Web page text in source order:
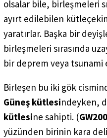
olsalar bile, birleşmeleri
ayırt edilebilen
yaratırlar. Başka bir
birleşmeleri sırasında
bir deprem veya tsunami
Birleşen bu iki gök
Güneş kütlesindeyken,
kütlesine sahipti. (
yüzünden birinin kara